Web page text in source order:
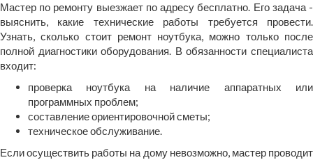
Мастер по ремонту выезжает по адресу бесплатно. Его задача -
выяснить, какие технические работы требуется провести.
Узнать, сколько стоит ремонт ноутбука, можно только после
полной диагностики оборудования. В обязанности специалиста
входит:
проверка ноутбука на наличие аппаратных или
программных проблем;
составление ориентировочной сметы;
техническое обслуживание.
Если осуществить работы на дому невозможно, мастер проводит